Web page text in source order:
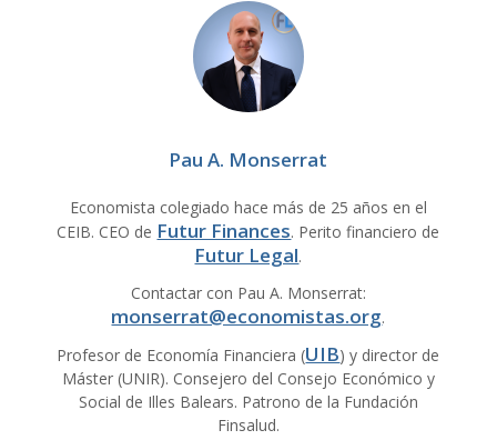
Pau A. Monserrat
Economista colegiado hace más de 25 años en el
CEIB. CEO de Futur Finances. Perito financiero de
Futur Legal.
Contactar con Pau A. Monserrat:
monserrat@economistas.org.
Profesor de Economía Financiera (UIB) y director de
Máster (UNIR). Consejero del Consejo Económico y
Social de Illes Balears. Patrono de la Fundación
Finsalud.